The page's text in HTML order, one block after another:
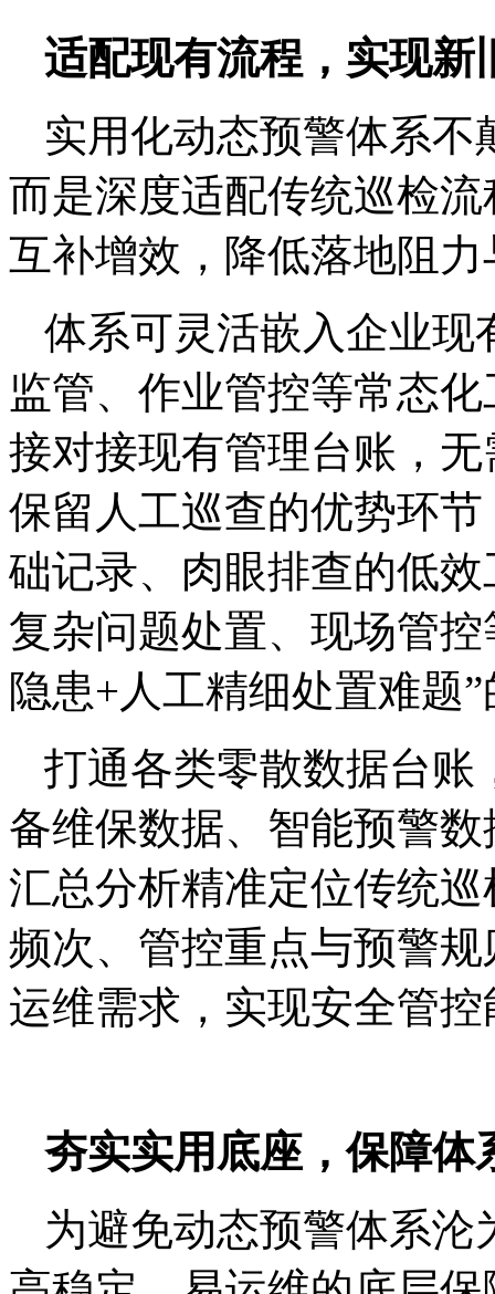
适配现有流程，实现新
实用化动态预警体系
而是深度适配传统巡检
互补增效，降低落地阻
体系可灵活嵌入企业现
监管、作业管控等常态
接对接现有管理台账，
保留人工巡查的优势环
础记录、肉眼排查的低
复杂问题处置、现场管
隐患+人工精细处置难题
打通各类零散数据台账
备维保数据、智能预警
汇总分析精准定位传统
频次、管控重点与预警
运维需求，实现安全管
夯实实用底座，保障体
为避免动态预警体系